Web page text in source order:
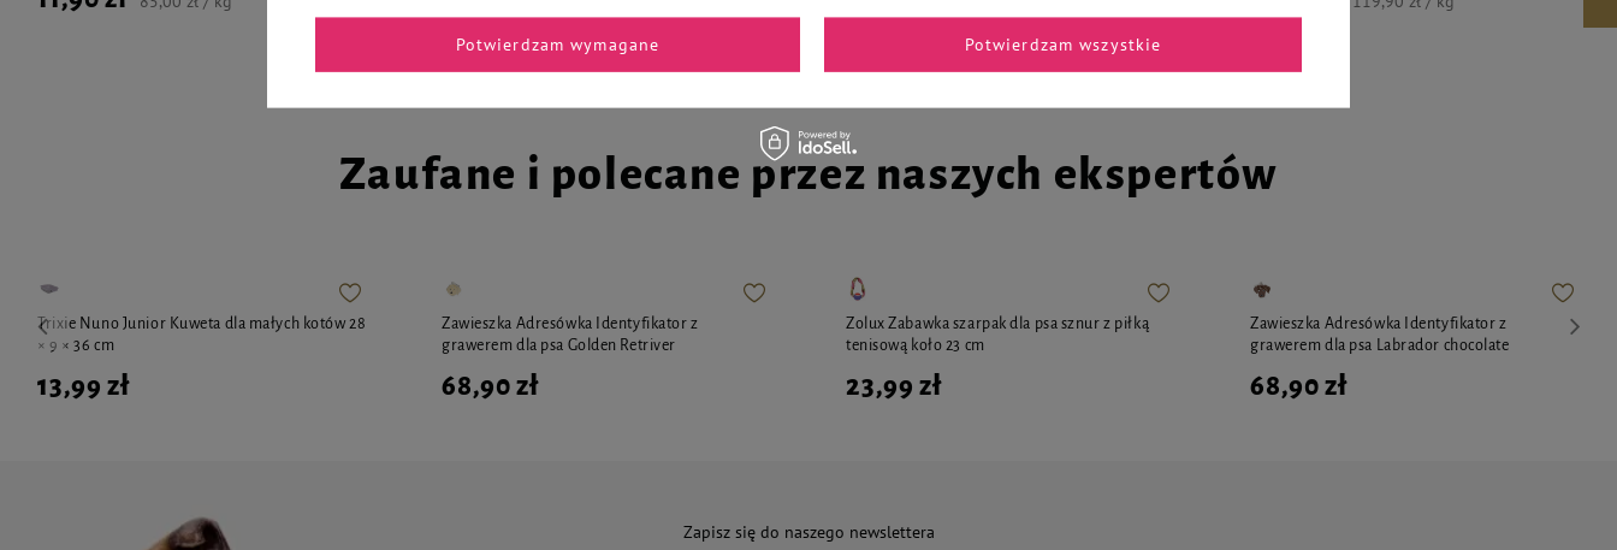
Zaufane i polecane przez naszych ekspertów
Trixie Nuno Junior Kuweta dla małych kotów 28
× 9 × 36 cm
13,99 zł
Zawieszka Adresówka Identyfikator z
grawerem dla psa Golden Retriver
68,90 zł
Zolux Zabawka szarpak dla psa sznur z piłką
tenisową koło 23 cm
23,99 zł
Zawieszka Adresówka Identyfikator z
grawerem dla psa Labrador chocolate
68,90 zł
Zapisz się do naszego newslettera
Potwierdzam wymagane Potwierdzam wszystkie